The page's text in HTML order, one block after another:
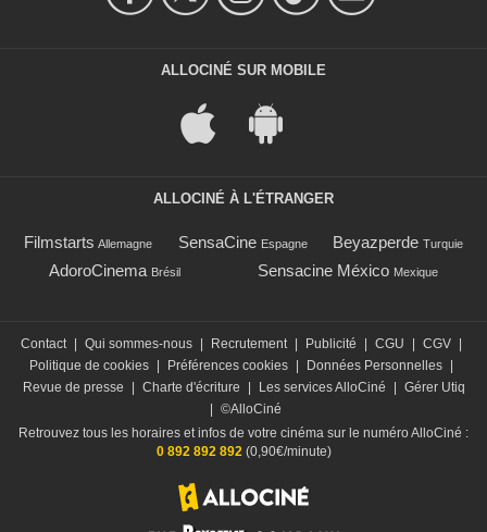
ALLOCINÉ SUR MOBILE
ALLOCINÉ À L'ÉTRANGER
Filmstarts Allemagne SensaCine Espagne Beyazperde Turquie
AdoroCinema Brésil Sensacine México Mexique
Contact Qui sommes-nous Recrutement Publicité CGU CGV
Politique de cookies
Préférences cookies Données Personnelles
Revue de presse
Charte d'écriture Les services AlloCiné
Gérer Utiq
©AlloCiné
Retrouvez tous les horaires et infos de votre cinéma sur le numéro AlloCiné :
0 892 892 892(0,90€/minute)